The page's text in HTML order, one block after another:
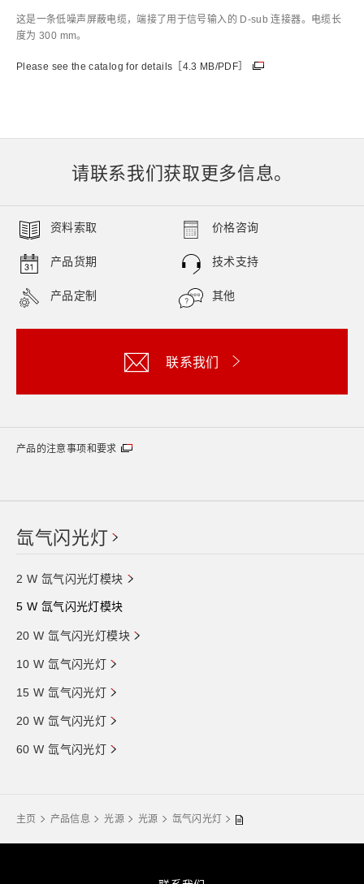
这是一条低噪声屏蔽电缆，端接了用于信号输入的 D-sub 连接器。电缆长
度为 300 mm。
Please see the catalog for details［4.3 MB/PDF］
请联系我们获取更多信息。
资料索取 价格咨询
产品货期 技术支持
产品定制 其他
联系我们
产品的注意事项和要求
氙气闪光灯
2 W 氙气闪光灯模块
5 W 氙气闪光灯模块
20 W 氙气闪光灯模块
10 W 氙气闪光灯
15 W 氙气闪光灯
20 W 氙气闪光灯
60 W 氙气闪光灯
主页 产品信息 光源 光源 氙气闪光灯